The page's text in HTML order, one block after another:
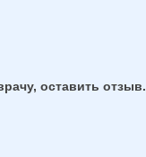
оставить отзыв.